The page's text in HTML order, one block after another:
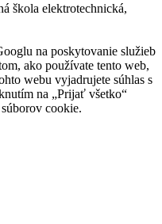
škola elektrotechnická,
na poskytovanie služieb
ako používate tento web,
webu vyjadrujete súhlas s
na „Prijať všetko“
cookie.